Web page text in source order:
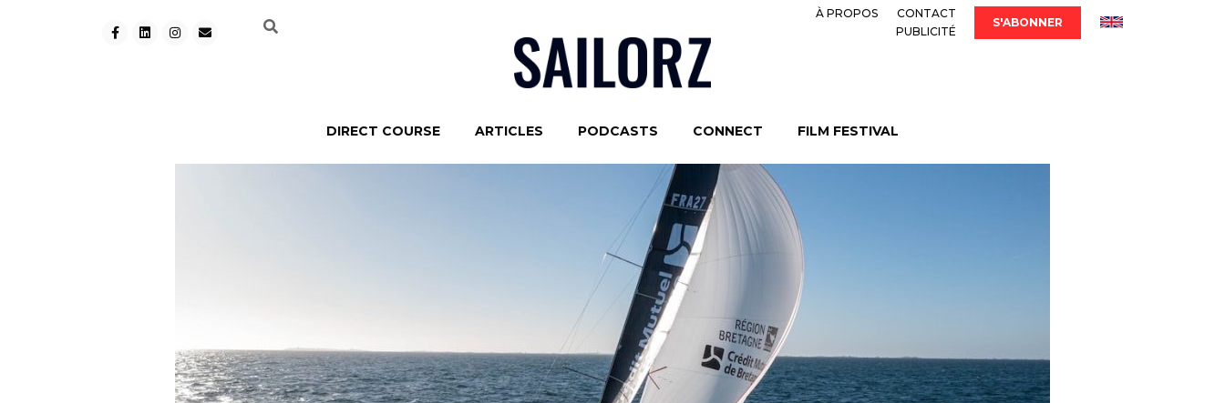
À PROPOS
CONTACT
PUBLICITÉ
S'ABONNER
DIRECT COURSE ARTICLES PODCASTS CONNECT FILM FESTIVAL